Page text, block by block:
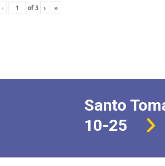
‹ of3 › »
Santo
10-25